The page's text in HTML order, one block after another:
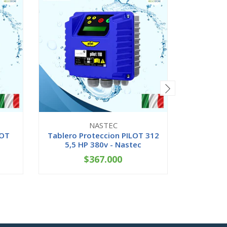
NASTEC
Tablero Proteccion PILOT 312
5,5 HP 380v - Nastec
+
$367.000